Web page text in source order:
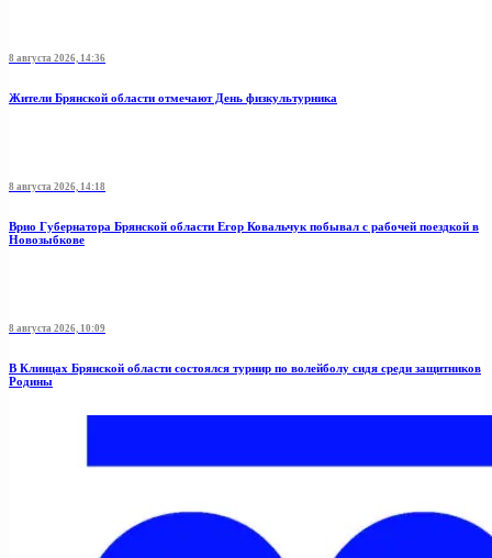
8 августа 2026, 14:36
Жители Брянской области отмечают День физкультурника
8 августа 2026, 14:18
Врио Губернатора Брянской области Егор Ковальчук побывал с рабочей поездкой в
Новозыбкове
8 августа 2026, 10:09
В Клинцах Брянской области состоялся турнир по волейболу сидя среди защитников
Родины